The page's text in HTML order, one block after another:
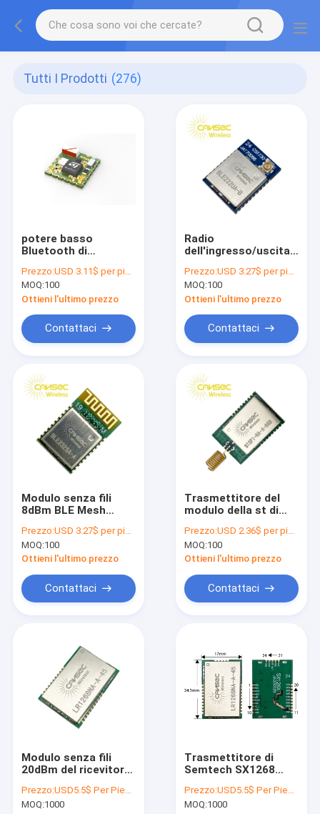
Tutti I Prodotti (276)
potere basso
Bluetooth di
modulo della st di
6dBm BlueNRG 234
multi ultra piccolo
Prezzo:USD 3.11$ per piece
MOQ:100
Ottieni l'ultimo prezzo
Contattaci
Radio
dell'ingresso/uscita
modulo di Bluetooth
di potere basso BLE5
di BlueNRG 232
Prezzo:USD 3.27$ per piece
MOQ:100
Ottieni l'ultimo prezzo
Contattaci
Modulo senza fili
8dBm BLE Mesh
BLE232SA-A
BLUENRG 2
Prezzo:USD 3.27$ per piece
MOQ:100
Ottieni l'ultimo prezzo
Contattaci
Trasmettitore del
modulo della st di
modulo di ricevitore
senza fili sotto--G
Prezzo:USD 2.36$ per piece
MOQ:100
Ottieni l'ultimo prezzo
Contattaci
Modulo senza fili
20dBm del ricevitore
LoRa Spread
Spectrum SX1268
Prezzo:USD5.5$ Per Piece
MOQ:1000
Trasmettitore di
Semtech SX1268
modulo di ricevitore
senza fili
Prezzo:USD5.5$ Per Piece
MOQ:1000